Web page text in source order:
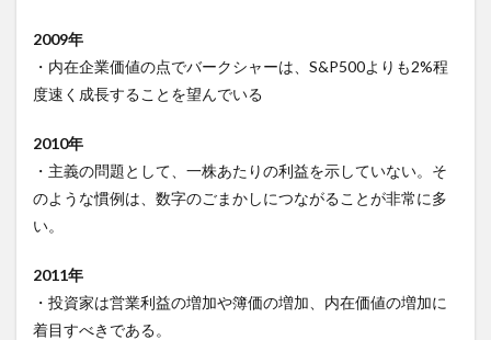
2009年
・内在企業価値の点でバークシャーは、S&P500よりも2%程
度速く成長することを望んでいる
2010年
・主義の問題として、一株あたりの利益を示していない。そ
のような慣例は、数字のごまかしにつながることが非常に多
い。
2011年
・投資家は営業利益の増加や簿価の増加、内在価値の増加に
着目すべきである。